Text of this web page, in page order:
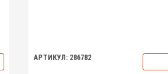
АРТИКУЛ: 286782